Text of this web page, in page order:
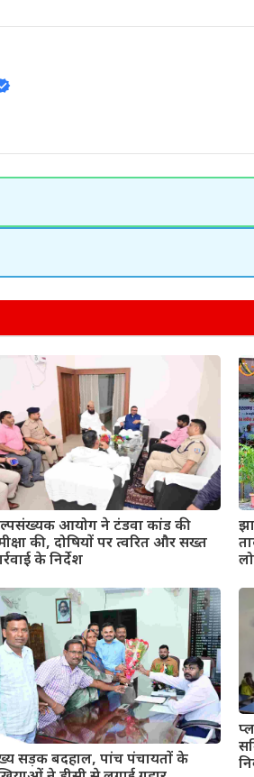
आयोग ने टंडवा कांड की
की, दोषियों पर त्वरित और सख्त
के निर्देश
सड़क बदहाल, पांच पंचायतों के